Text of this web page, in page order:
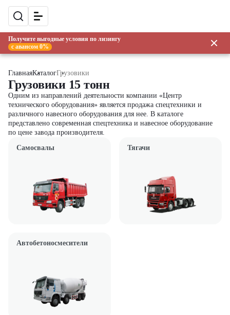
Получите выгодные условия по лизингу
с авансом 0%
ГлавнаяКаталогГрузовики
Грузовики 15 тонн
Одним из направлений деятельности компании «Центр
технического оборудования» является продажа спецтехники и
различного навесного оборудования для нее. В каталоге
представлено современная спецтехника и навесное оборудование
по цене завода производителя.
Самосвалы
Тягачи
Автобетоносмесители